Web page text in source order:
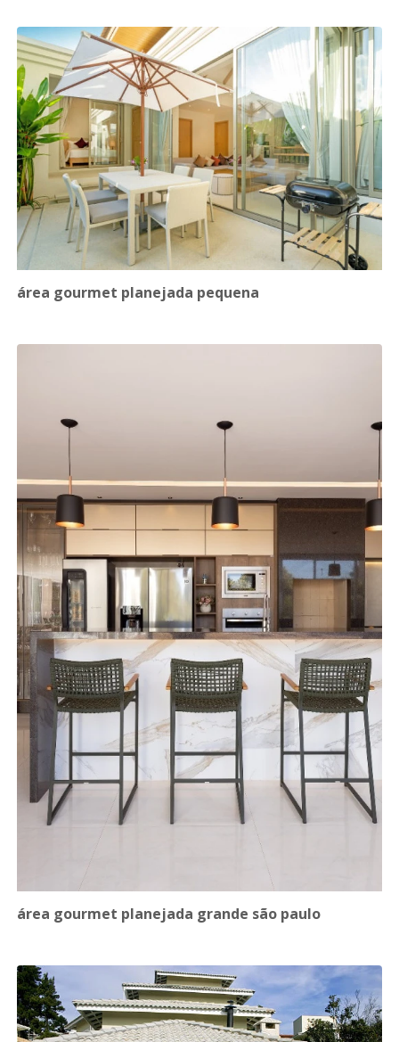
área gourmet planejada pequena
área gourmet planejada grande são paulo